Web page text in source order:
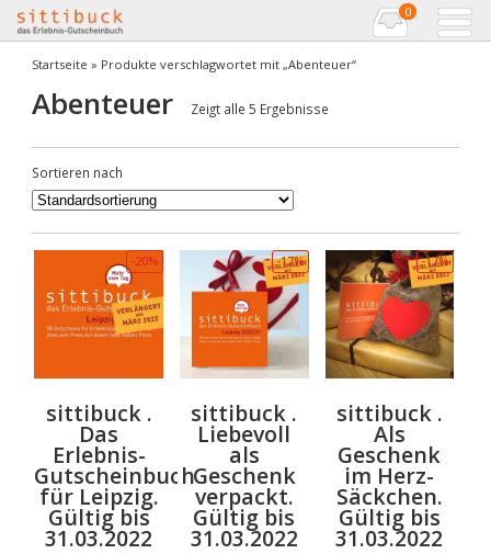
0
Startseite » Produkte verschlagwortet mit „Abenteuer“
Abenteuer Zeigt alle 5 Ergebnisse
Sortieren nach
-20%
sittibuck .
Das
Erlebnis-
Gutscheinbuch
für Leipzig.
Gültig bis
31.03.2022
-17%
sittibuck .
Liebevoll
als
Geschenk
verpackt.
Gültig bis
31.03.2022
-17%
sittibuck .
Als
Geschenk
im Herz-
Säckchen.
Gültig bis
31.03.2022